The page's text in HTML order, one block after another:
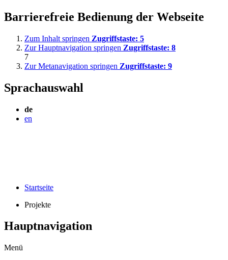
Barrierefreie Bedienung der Webseite
Zum Inhalt springen Zugriffstaste: 5
Zur Hauptnavigation springen Zugriffstaste: 8
7
Zur Metanavigation springen Zugriffstaste: 9
Sprachauswahl
de
en
Startseite
Projekte
Hauptnavigation
Menü